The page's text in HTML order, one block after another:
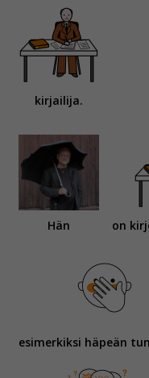
kirjailija.
Hän on
esimerkiksi häpeän